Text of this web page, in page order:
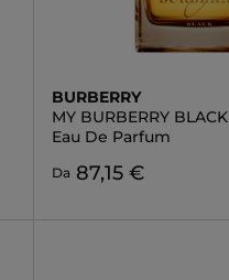
BURBERRY
MY BURBERRY BLACK
Eau De Parfum
Da 87,15 €